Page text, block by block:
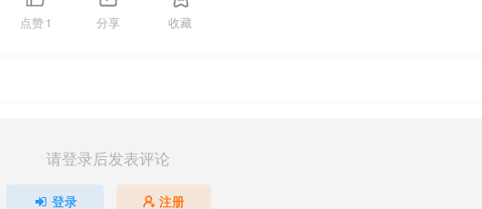
点赞1 分享 收藏
请登录后发表评论
登录 注册